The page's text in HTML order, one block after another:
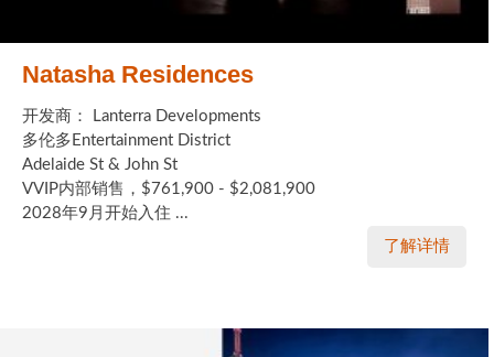
Natasha Residences
开发商： Lanterra Developments
多伦多Entertainment District
Adelaide St & John St
VVIP内部销售，$761,900 - $2,081,900
2028年9月开始入住 ...
了解详情